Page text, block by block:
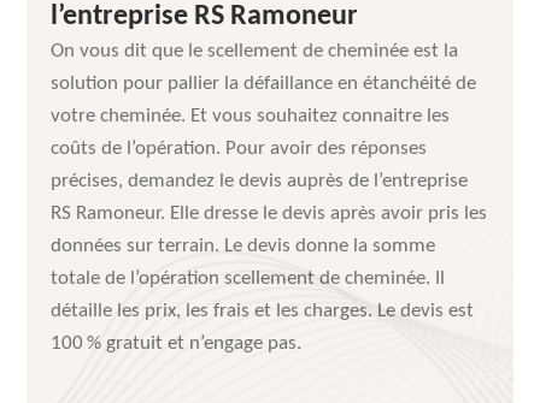
l’entreprise RS Ramoneur
On vous dit que le scellement de cheminée est la
solution pour pallier la défaillance en étanchéité de
votre cheminée. Et vous souhaitez connaitre les
coûts de l’opération. Pour avoir des réponses
précises, demandez le devis auprès de l’entreprise
RS Ramoneur. Elle dresse le devis après avoir pris les
données sur terrain. Le devis donne la somme
totale de l’opération scellement de cheminée. Il
détaille les prix, les frais et les charges. Le devis est
100 % gratuit et n’engage pas.